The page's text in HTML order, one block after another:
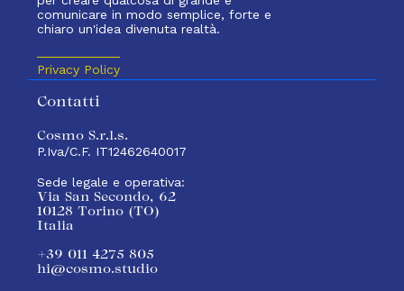
comunicare in modo semplice, forte e
chiaro un'idea divenuta realtà.
Privacy Policy
Contatti
Cosmo S.r.l.s.
P.Iva/C.F. IT12462640017
Sede legale e operativa:
Via San Secondo, 62
10128 Torino (TO)
Italia
+39 011 4275 805
hi@cosmo.studio